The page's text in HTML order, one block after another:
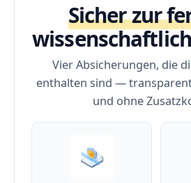
Sicher zur
Vier Absicherungen, die
enthalten sind —
und ohne